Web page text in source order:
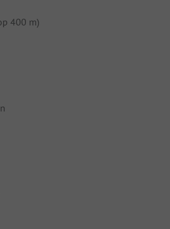
400 m)